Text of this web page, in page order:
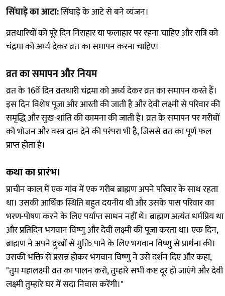
सिंघाड़े का आटा:सिंघाड़े के आटे से बने व्यंजन।
व्रतधारियों को पूरे दिन निराहार या फलाहार पर रहना चाहिए और रात्रि को
चंद्रमा को अर्घ्य देकर व्रत का समापन करना चाहिए।
व्रत का समापन और नियम
व्रत के 16वें दिन व्रतधारी चंद्रमा को अर्घ्य देकर व्रत का समापन करते हैं।
इस दिन विशेष पूजा और आरती की जाती है और देवी लक्ष्मी से परिवार की
समृद्धि और सुख-शांति की कामना की जाती है। व्रत के समापन पर गरीबों
को भोजन और वस्त्र दान देने की परंपरा भी है, जिससे व्रत का पूर्ण फल
प्राप्त होता है।
कथा का प्रारंभ।
प्राचीन काल में एक गांव में एक गरीब ब्राह्मण अपने परिवार के साथ रहता
था। उसकी आर्थिक स्थिति बहुत दयनीय थी और उसके पास परिवार का
भरण-पोषण करने के लिए पर्याप्त साधन नहीं थे। ब्राह्मण अत्यंत धर्मप्रिय था
और प्रतिदिन भगवान विष्णु और देवी लक्ष्मी की पूजा करता था। एक दिन,
ब्राह्मण ने अपने दुःखों से मुक्ति पाने के लिए भगवान विष्णु से प्रार्थना की।
उसकी भक्ति से प्रसन्न होकर भगवान विष्णु ने उसे दर्शन दिए और कहा,
"तुम महालक्ष्मी व्रत का पालन करो, तुम्हारे सभी कष्ट दूर हो जाएंगे और देवी
लक्ष्मी तुम्हारे घर में सदा निवास करेंगी।"